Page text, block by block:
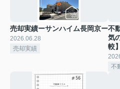
売却実績ーサンハイム長岡京ー
2026.06.28
売却実績
不
気
較】
不